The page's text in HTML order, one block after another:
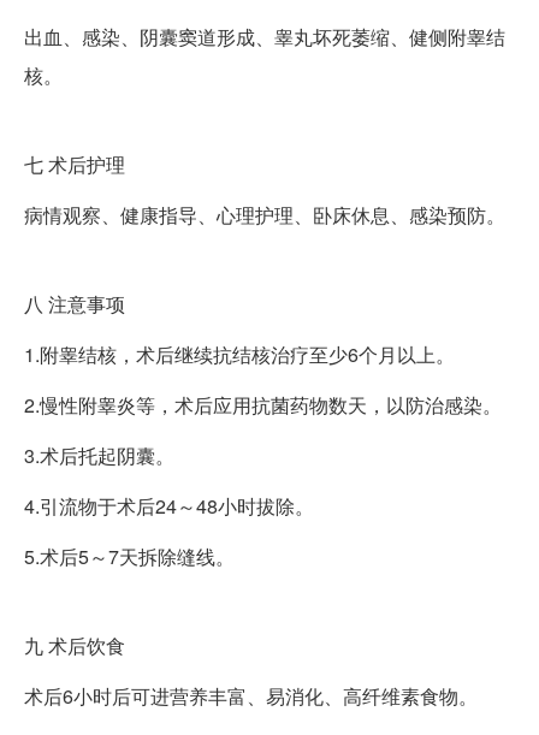
出血、感染、阴囊窦道形成、睾丸坏死萎缩、健侧附睾结
核。
七术后护理
病情观察、健康指导、心理护理、卧床休息、感染预防。
八 注意事项
1.附睾结核，术后继续抗结核治疗至少6个月以上。
2.慢性附睾炎等，术后应用抗菌药物数天，以防治感染。
3.术后托起阴囊。
4.引流物于术后24～48小时拔除。
5.术后5～7天拆除缝线。
九术后饮食
术后6小时后可进营养丰富、易消化、高纤维素食物。